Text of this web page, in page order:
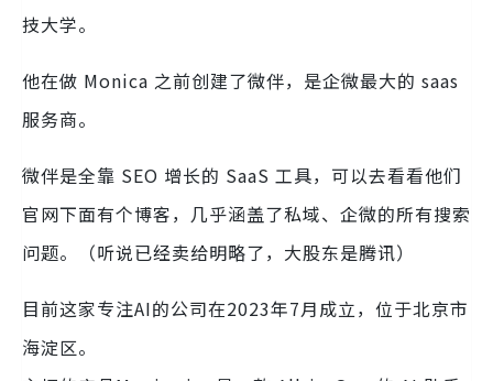
技大学。
他在做 Monica 之前创建了微伴，是企微最大的 saas
服务商。
微伴是全靠 SEO 增长的 SaaS 工具，可以去看看他们
官网下面有个博客，几乎涵盖了私域、企微的所有搜索
问题。（听说已经卖给明略了，大股东是腾讯）
目前这家专注AI的公司在2023年7月成立，位于北京市
海淀区。